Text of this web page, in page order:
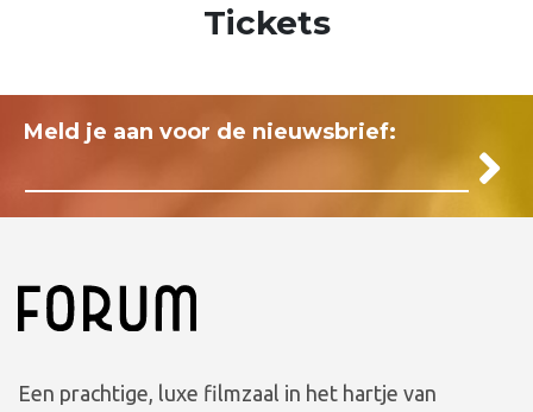
Tickets
Meld je aan voor de nieuwsbrief:
Een prachtige, luxe filmzaal in het hartje van